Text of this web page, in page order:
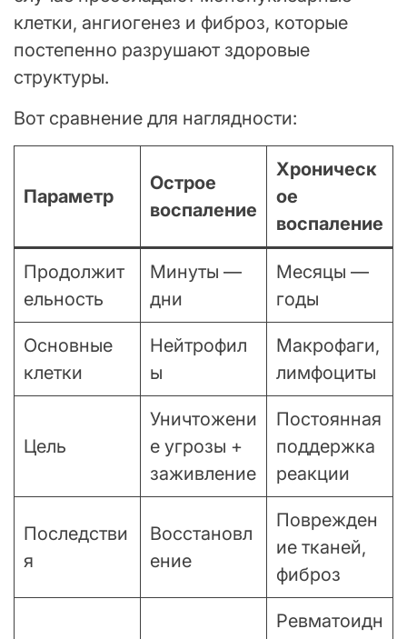
клетки, ангиогенез и фиброз, которые
постепенно разрушают здоровые
структуры.
Вот сравнение для наглядности:
Параметр
Острое
воспаление
Хроническ
ое
воспаление
Продолжит
ельность
Минуты —
дни
Месяцы —
годы
Основные
клетки
Нейтрофил
ы
Макрофаги,
лимфоциты
Цель
Уничтожени
е угрозы +
заживление
Постоянная
поддержка
реакции
Последстви
я
Восстановл
ение
Поврежден
ие тканей,
фиброз
Ревматоидн